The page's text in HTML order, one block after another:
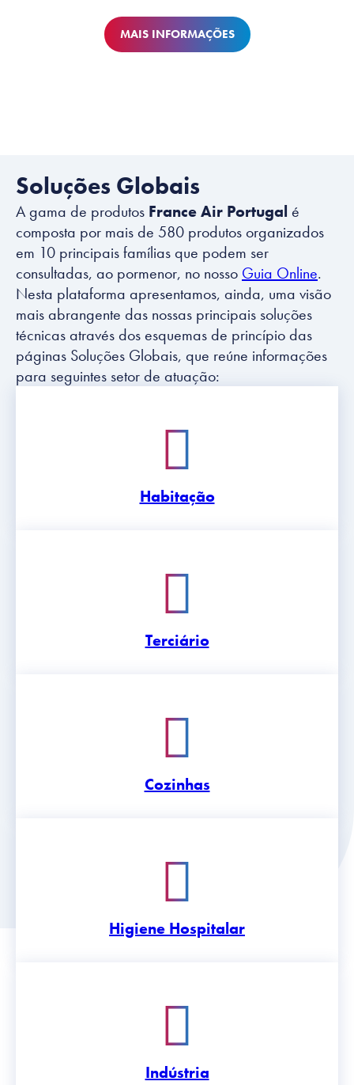
MAIS INFORMAÇÕES
Soluções Globais
A gama de produtos France Air Portugal é
composta por mais de 580 produtos organizados
em 10 principais famílias que podem ser
consultadas, ao pormenor, no nosso Guia Online.
Nesta plataforma apresentamos, ainda, uma visão
mais abrangente das nossas principais soluções
técnicas através dos esquemas de princípio das
páginas Soluções Globais, que reúne informações
para seguintes setor de atuação:
Habitação
Terciário
Cozinhas
Higiene Hospitalar
Indústria